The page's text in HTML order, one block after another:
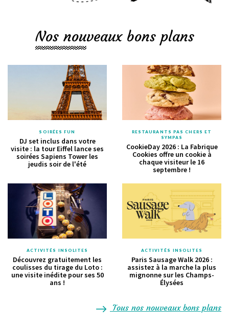
Nos nouveaux bons plans
SOIRÉES FUN
DJ set inclus dans votre
visite : la tour Eiffel lance ses
soirées Sapiens Tower les
jeudis soir de l'été
RESTAURANTS PAS CHERS ET
SYMPAS
CookieDay 2026 : La Fabrique
Cookies offre un cookie à
chaque visiteur le 16
septembre !
ACTIVITÉS INSOLITES
Découvrez gratuitement les
coulisses du tirage du Loto :
une visite inédite pour ses 50
ans !
ACTIVITÉS INSOLITES
Paris Sausage Walk 2026 :
assistez à la marche la plus
mignonne sur les Champs-
Élysées
Tous nos nouveaux bons plans